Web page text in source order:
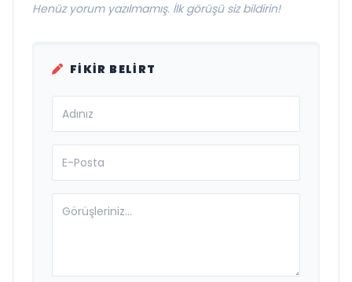
Henüz yorum yazılmamış. İlk görüşü siz bildirin!
FIKIR BELIRT